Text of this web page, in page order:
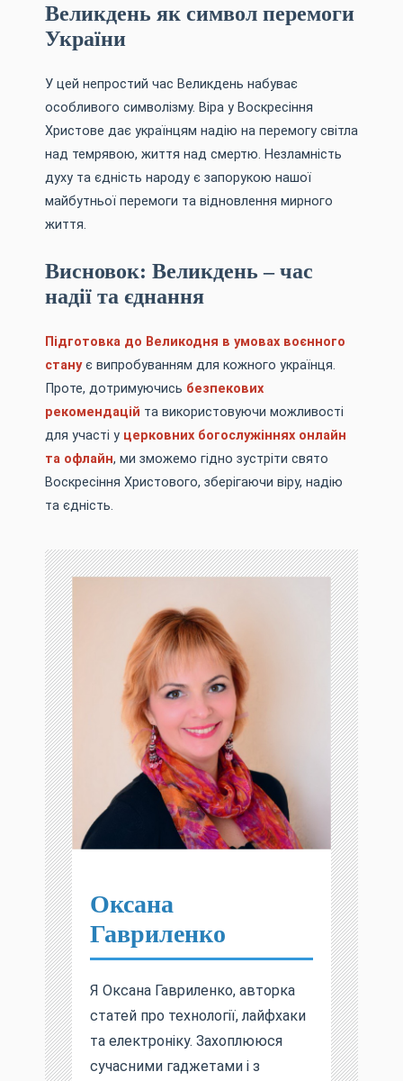
Великдень як символ перемоги
України
У цей непростий час Великдень набуває
особливого символізму. Віра у Воскресіння
Христове дає українцям надію на перемогу світла
над темрявою, життя над смертю. Незламність
духу та єдність народу є запорукою нашої
майбутньої перемоги та відновлення мирного
життя.
Висновок: Великдень – час
надії та єднання
Підготовка до Великодня в умовах воєнного
станує випробуванням для кожного українця.
Проте, дотримуючись безпекових
рекомендацій та використовуючи можливості
для участі у церковних богослужіннях онлайн
та офлайн, ми зможемо гідно зустріти свято
Воскресіння Христового, зберігаючи віру, надію
та єдність.
Оксана
Гавриленко
Я Оксана Гавриленко, авторка
статей про технології, лайфхаки
та електроніку. Захоплююся
сучасними гаджетами і з